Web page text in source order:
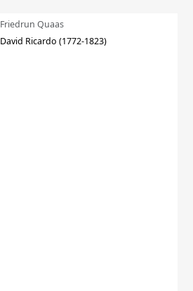
Friedrun Quaas
David Ricardo (1772-1823)